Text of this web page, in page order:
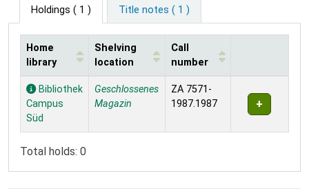
Holdings ( 1 ) Title notes ( 1 )
Holdings
Home
library
Shelving
location
Call
number
Bibliothek
Campus
Süd
Geschlossenes
Magazin
ZA 7571-
1987.1987
Total holds: 0